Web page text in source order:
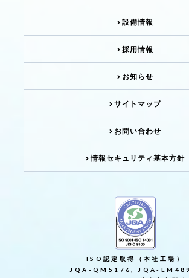
設備情報
採用情報
お知らせ
サイトマップ
お問い合わせ
情報セキュリティ基本方針
ISO認定取得（本社工場）
JQA-QM5176, JQA-